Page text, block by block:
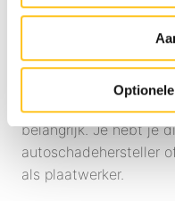
kunt de cookie
link onderaan de website.
Wie ben jij?
Jij bent een
met al enige ervaring
zeilen in de
specialistisch team.
belangrijk. Je hebt je
autoschadehersteller
als plaatwerker.